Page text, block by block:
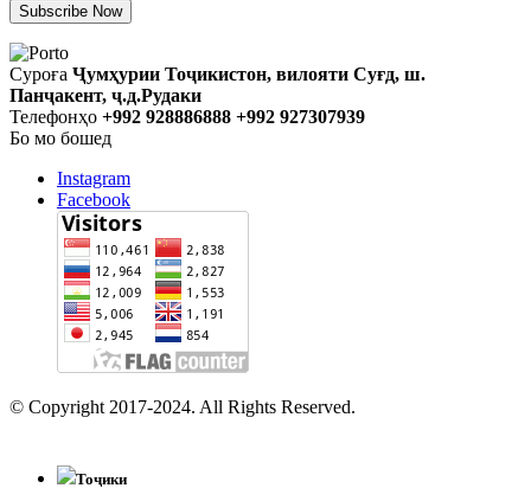
Суроға Ҷумҳурии Тоҷикистон, вилояти Суғд, ш.
Панҷакент, ҷ.д.Рудаки
Телефонҳо +992 928886888 +992 927307939
Бо мо бошед
Instagram
Facebook
© Copyright 2017-2024. All Rights Reserved.
Тоҷики